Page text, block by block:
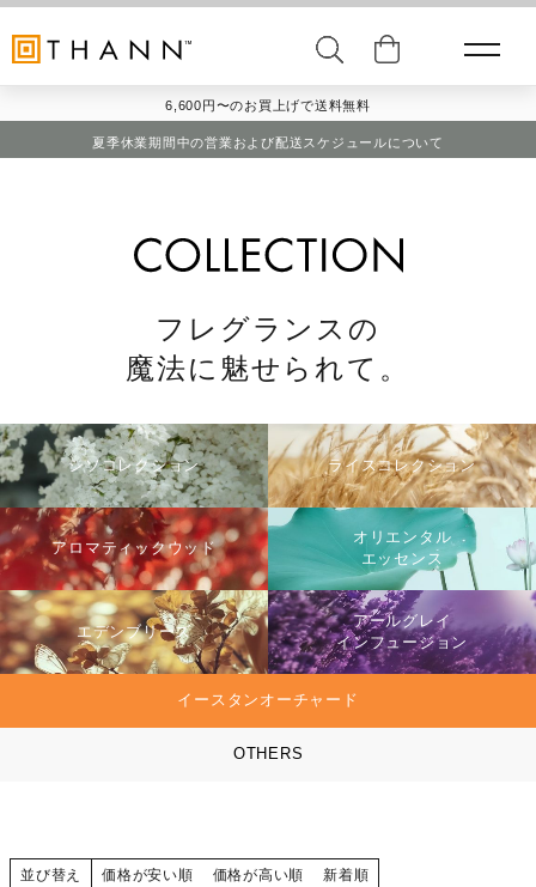
6,600円〜のお買上げで送料無料
夏季休業期間中の営業および配送スケジュールについて
フレグランスの
魔法に魅せられて。
シソコレクション ライスコレクション
アロマティックウッド
オリエンタル
エッセンス
エデンブリーズ
アールグレイ
インフュージョン
イースタンオーチャード
OTHERS
並び替え 価格が安い順 価格が高い順 新着順